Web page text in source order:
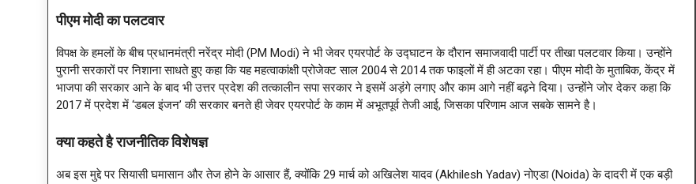
पीएम मोदी का पलटवार
विपक्ष के हमलों के बीच प्रधानमंत्री नरेंद्र मोदी (PM Modi) ने भी जेवर एयरपोर्ट के उद्घाटन के दौरान समाजवादी पार्टी पर तीखा पलटवार किया। उन्होंने
पुरानी सरकारों पर निशाना साधते हुए कहा कि यह महत्वाकांक्षी प्रोजेक्ट साल 2004 से 2014 तक फाइलों में ही अटका रहा। पीएम मोदी के मुताबिक, केंद्र में
भाजपा की सरकार आने के बाद भी उत्तर प्रदेश की तत्कालीन सपा सरकार ने इसमें अड़ंगे लगाए और काम आगे नहीं बढ़ने दिया। उन्होंने जोर देकर कहा कि
2017 में प्रदेश में ‘डबल इंजन’ की सरकार बनते ही जेवर एयरपोर्ट के काम में अभूतपूर्व तेजी आई, जिसका परिणाम आज सबके सामने है।
क्या कहते है राजनीतिक विशेषज्ञ
अब इस मुद्दे पर सियासी घमासान और तेज होने के आसार हैं, क्योंकि 29 मार्च को अखिलेश यादव (Akhilesh Yadav) नोएडा (Noida) के दादरी में एक बड़ी